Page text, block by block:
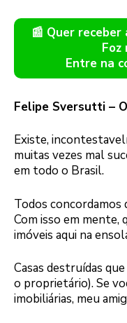
📰 Quer receber
Foz
Entre na
Felipe Sversutti –
Existe,
muitas vezes mal
em todo o Brasil.
Todos concordamos
Com isso em mente,
imóveis aqui na
Casas destruídas
o proprietário). Se
imobiliárias, meu